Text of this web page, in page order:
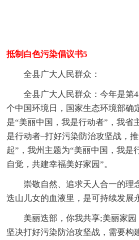
抵制白色污染倡议书5
全县广大人民群众：
全县广大人民群众：今年是第
个中国环境日，国家生态环境部确
是“美丽中国，我是行动者”，我省
是行动者–打好污染防治攻坚战，
起”，我州主题为“美丽中国，我是
自觉，共建幸福美好家园”。
崇敬自然、追求天人合一的理
迭山儿女的血液里，是可持续发展
美丽迭部，你我共享;美丽家园
坚决打好污染防治攻坚战，需要构